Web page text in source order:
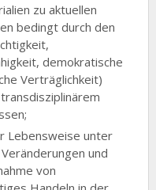
zu aktuellen
bedingt durch den
demo­kratische
Verträglichkeit)
Lebensweise unter
und
von